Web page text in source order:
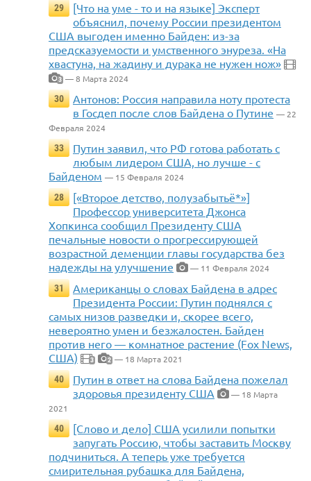
29
[Что на уме - то и на языке] Эксперт
объяснил, почему России президентом
США выгоден именно Байден: из-за
предсказуемости и умственного энуреза. «На
хвастуна, на жадину и дурака не нужен нож»
3 — 8 Марта 2024
30
Антонов: Россия направила ноту протеста
в Госдеп после слов Байдена о Путине — 22
Февраля 2024
33
Путин заявил, что РФ готова работать с
любым лидером США, но лучше - с
Байденом — 15 Февраля 2024
28
[«Второе детство, полузабытьё*»]
Профессор университета Джонса
Хопкинса сообщил Президенту США
печальные новости о прогрессирующей
возрастной деменции главы государства без
надежды на улучшение
— 11 Февраля 2024
31
Американцы о словах Байдена в адрес
Президента России: Путин поднялся с
самых низов разведки и, скорее всего,
невероятно умен и безжалостен. Байден
против него — комнатное растение (Fox News,
США)
3 2 — 18 Марта 2021
40
Путин в ответ на слова Байдена пожелал
здоровья президенту США
— 18 Марта
2021
40
[Слово и дело] США усилили попытки
запугать Россию, чтобы заставить Москву
подчиниться. А теперь уже требуется
смирительная рубашка для Байдена,